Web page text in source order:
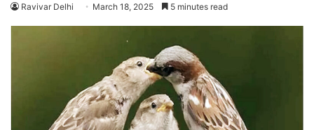
Ravivar Delhi March 18, 2025 5 minutes read